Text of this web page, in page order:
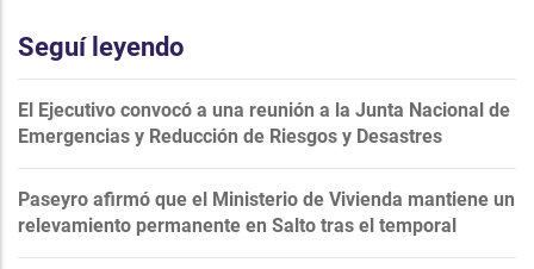
Seguí leyendo
El Ejecutivo convocó a una reunión a la Junta Nacional de
Emergencias y Reducción de Riesgos y Desastres
Paseyro afirmó que el Ministerio de Vivienda mantiene un
relevamiento permanente en Salto tras el temporal